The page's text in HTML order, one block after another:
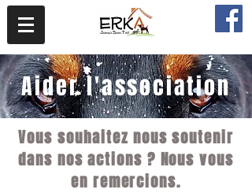
Aider l'association
Vous souhaitez nous soutenir
dans nos actions ? Nous vous
en remercions.